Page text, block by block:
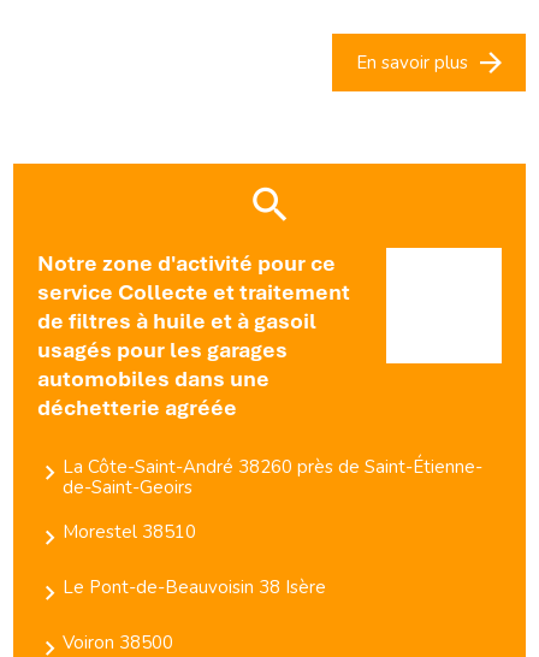
En savoir plus
Notre zone d'activité pour ce
service Collecte et traitement
de filtres à huile et à gasoil
usagés pour les garages
automobiles dans une
déchetterie agréée
La Côte-Saint-André 38260 près de Saint-Étienne-
de-Saint-Geoirs
Morestel 38510
Le Pont-de-Beauvoisin 38 Isère
Voiron 38500